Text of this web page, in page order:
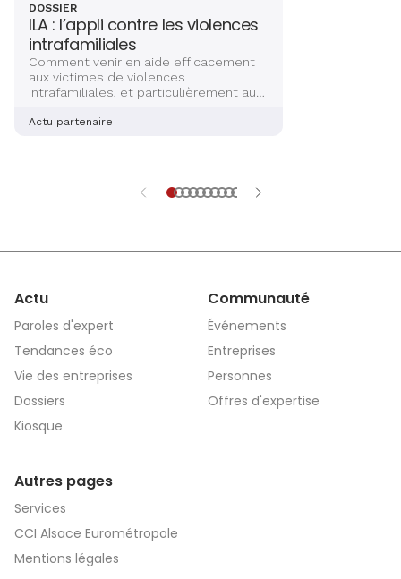
DOSSIER
ILA : l’appli contre les violences
intrafamiliales
Comment venir en aide efficacement
aux victimes de violences
intrafamiliales, et particulièrement aux
alsaciennes sont en train de mettre la
Actu partenaire
Actu
Paroles d'expert
Tendances éco
Vie des entreprises
Dossiers
Kiosque
Communauté
Événements
Entreprises
Personnes
Offres d'expertise
Autres pages
Services
CCI Alsace Eurométropole
Mentions légales